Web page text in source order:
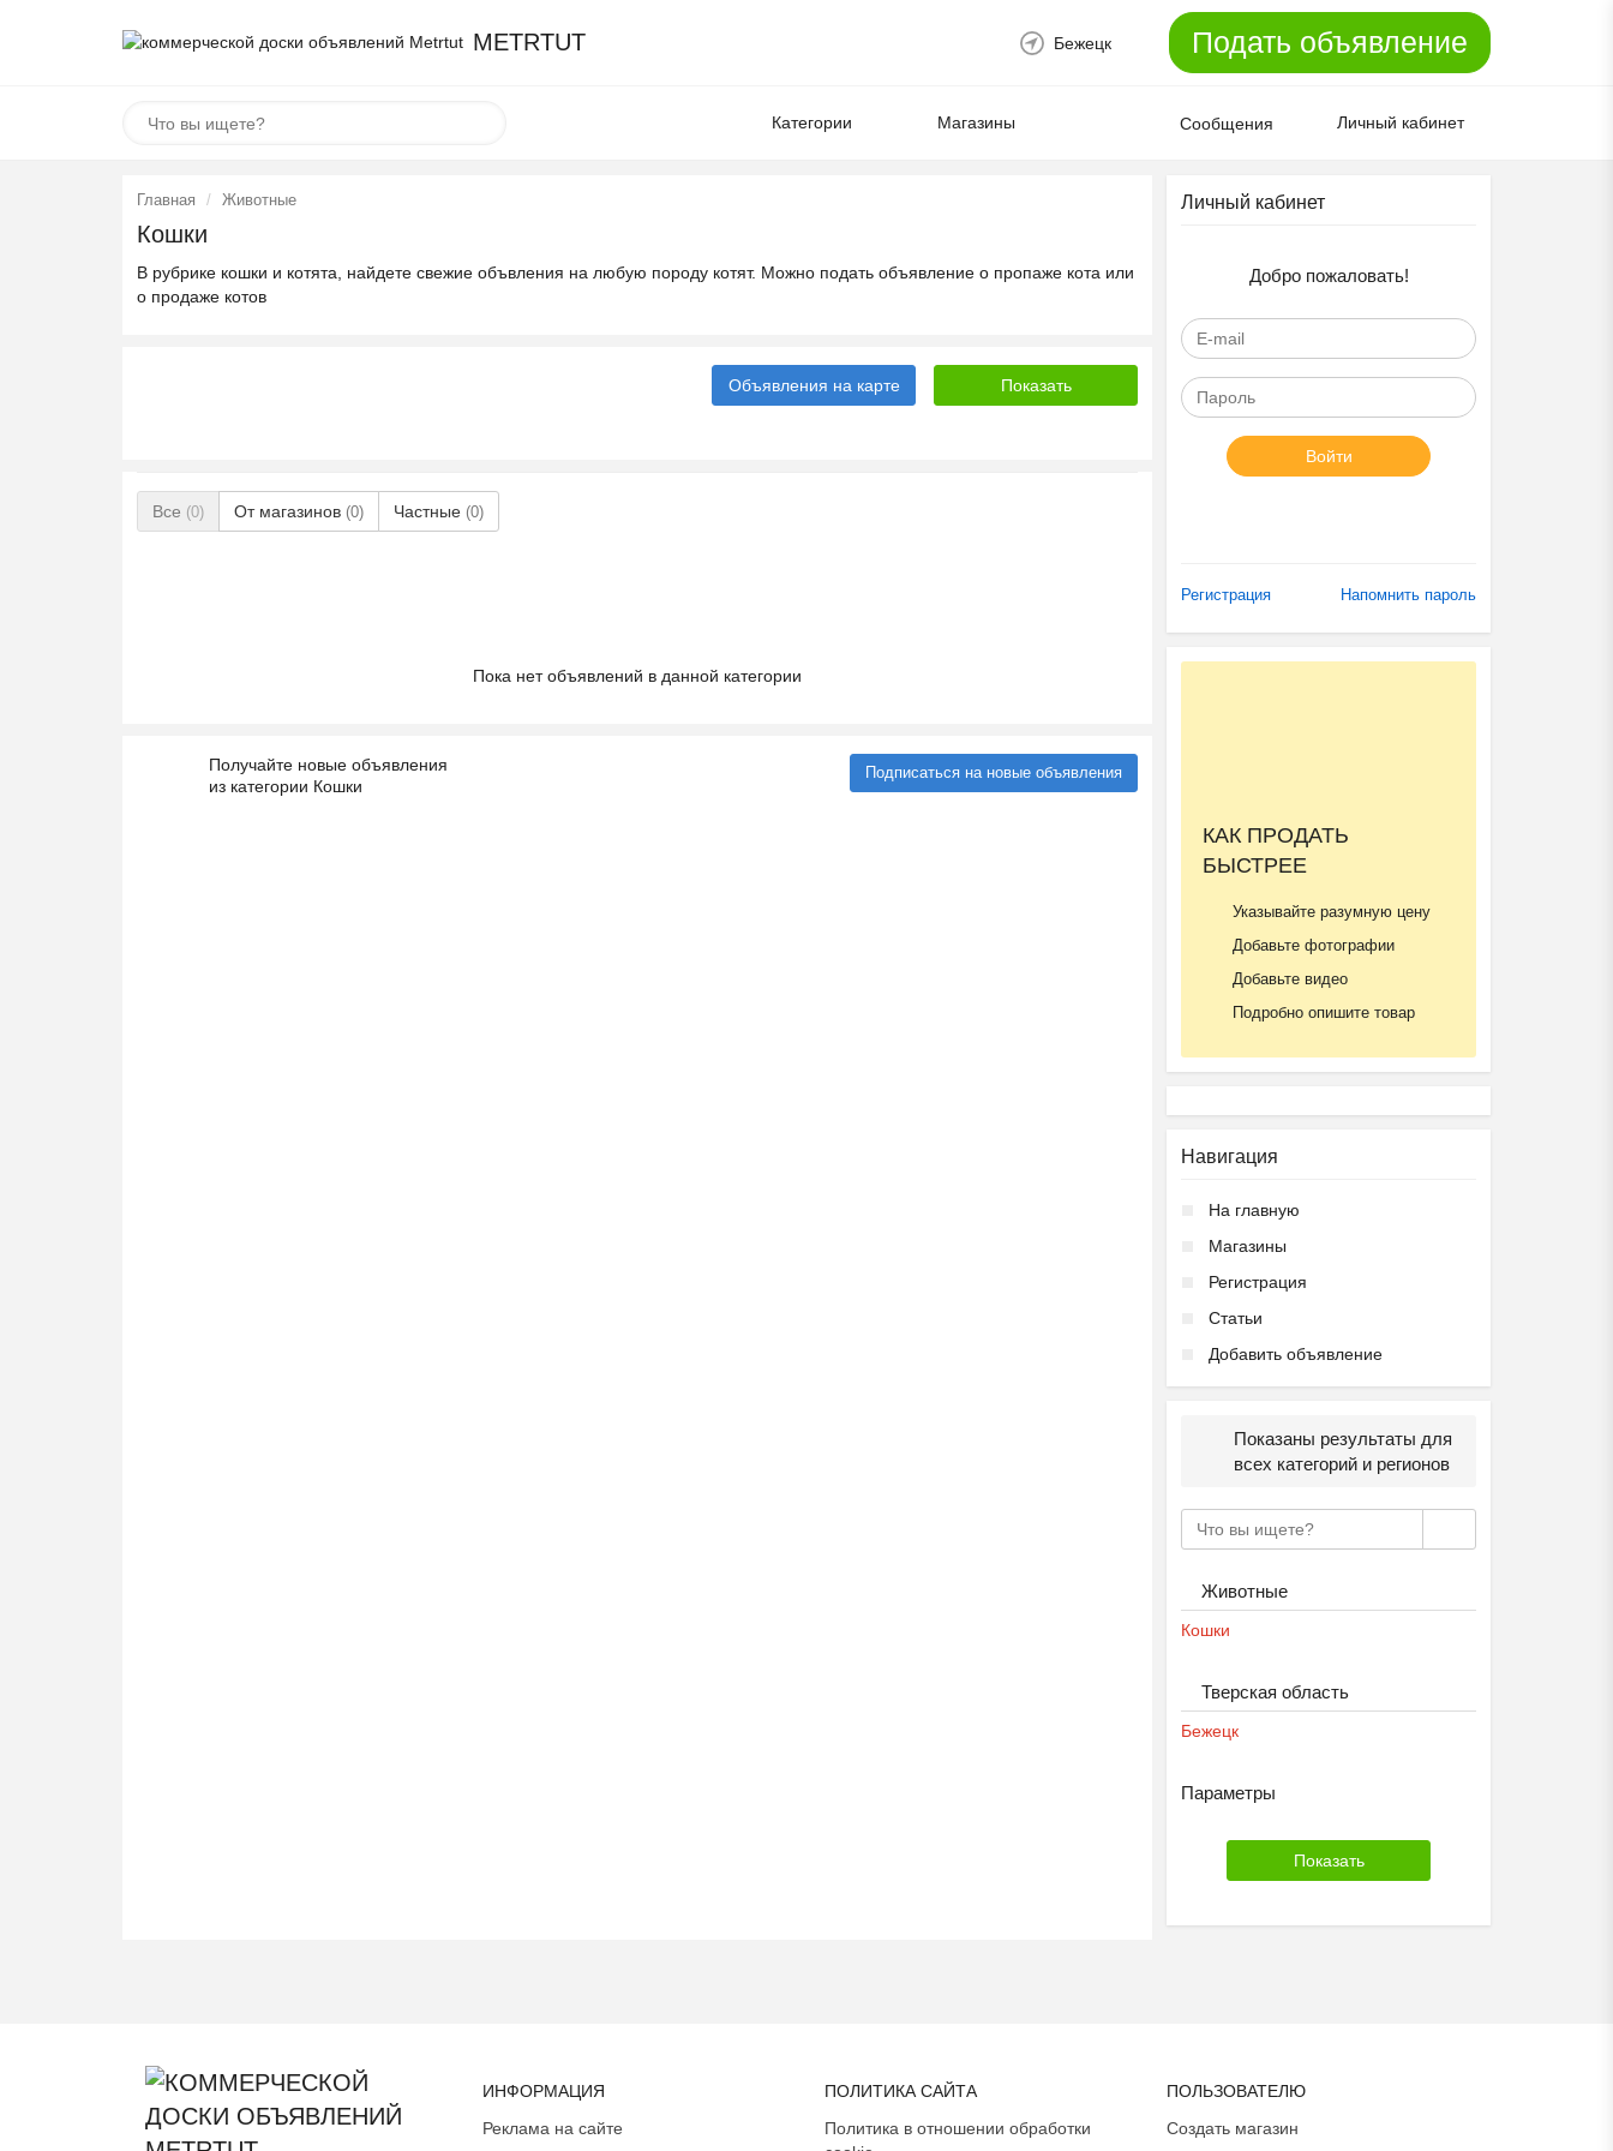
METRTUT Бежецк Подать объявление
Категории Магазины Сообщения Личный кабинет
Главная Животные
Кошки
В рубрике кошки и котята, найдете свежие объвления на любую породу котят. Можно подать объявление о пропаже кота или
о продаже котов
Объявления на карте
Все (0) От магазинов (0) Частные (0)
Пока нет объявлений в данной категории
Получайте новые объявления
из категории Кошки
Подписаться на новые объявления
Личный кабинет
Добро пожаловать!
Войти
Регистрация Напомнить пароль
КАК ПРОДАТЬ
БЫСТРЕЕ
Указывайте разумную цену
Добавьте фотографии
Добавьте видео
Подробно опишите товар
Навигация
На главную
Магазины
Регистрация
Статьи
Добавить объявление
Показаны результаты для
всех категорий и регионов
Животные
Кошки
Тверская область
Бежецк
Параметры
ИНФОРМАЦИЯ
Реклама на сайте
ПОЛИТИКА САЙТА
Политика в отношении обработки
ПОЛЬЗОВАТЕЛЮ
Создать магазин